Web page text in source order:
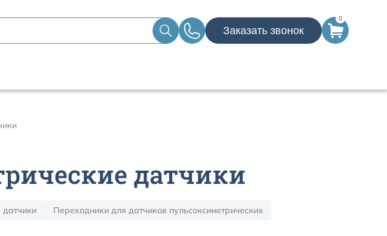
Заказать звонок
0
датчики
датчики Переходники для датчиков пульсоксиметрических